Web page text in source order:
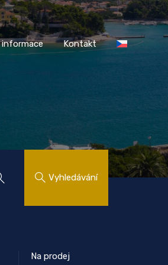
a informace Kontakt
informace Kontakt
Vyhledávání
Na prodej